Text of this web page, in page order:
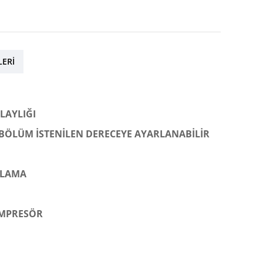
İSTENİLEN DERECEYE AYARLANABİLİR